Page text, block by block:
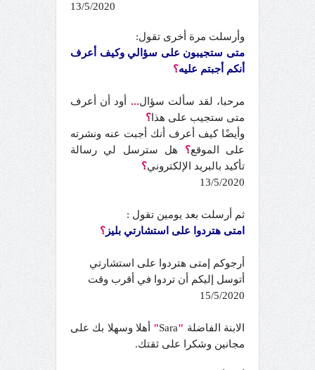
13/5/2020
وأرسلت مرة أخرى تقول:
متى ستجيبون على سؤالي وكيف أعرف
أنكم أجبتم عليه؟
مرحبا، لقد سألت سؤال... أود أن أعرف
متى ستجيب على هذا ؟
وأيضًا كيف أعرف أنك أجبت عنه ونشرته
على الموقع؟ هل سترسل لي رسالة
تأكيد بالبريد الإلكتروني؟
13/5/2020
ثم أرسلت بعد يومين تقول :
امتى هتردوا على استشارتي بليز ؟
أرجوكم إمتى هتردوا على استشارتي
أتوسل إليكم أن تردوا في أقرب وقت
15/5/2020
الابنة الفاضلة "
Sara
" أهلا وسهلا بك على
مجانين وشكرا على ثقتك.